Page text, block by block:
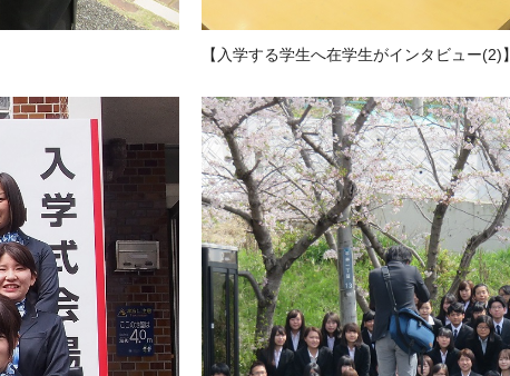
【入学する学生へ在学生がインタビュー(2)】